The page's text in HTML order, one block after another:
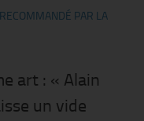
RECOMMANDÉ PAR LA
art : « Alain
un vide